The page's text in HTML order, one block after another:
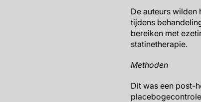
De auteurs
tijdens
bereiken met
statinetherapie.
Methoden
Dit was een post-